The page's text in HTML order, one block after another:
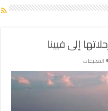
إلى فيينا
التعليقات
الاتحاد
للطيران